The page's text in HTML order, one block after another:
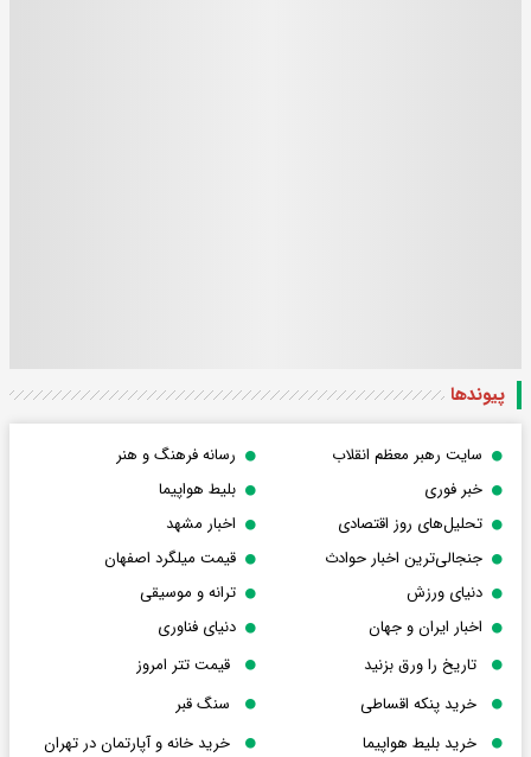
پیوندها
سایت رهبر معظم انقلاب
رسانه فرهنگ و هنر
خبر فوری
بلیط هواپیما
تحلیل‌های روز اقتصادی
اخبار مشهد
جنجالی‌ترین اخبار حوادث
قیمت میلگرد اصفهان
دنیای ورزش
ترانه و موسیقی
اخبار ایران و جهان
دنیای فناوری
تاریخ را ورق بزنید
قیمت تتر امروز
خرید پنکه اقساطی
سنگ قبر
خرید بلیط هواپیما
خرید خانه و آپارتمان در تهران